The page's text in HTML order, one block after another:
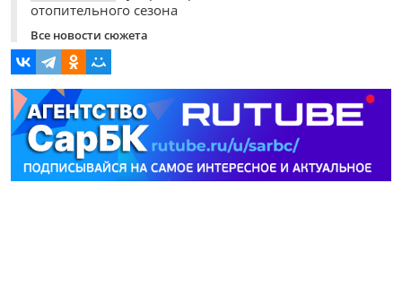
отопительного сезона
Все новости сюжета